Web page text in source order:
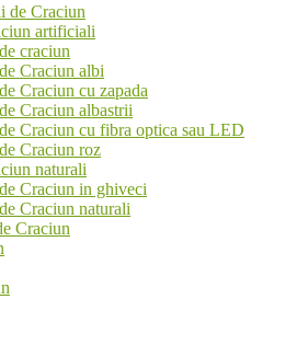
de Craciun
artificiali
craciun
Craciun albi
Craciun cu zapada
Craciun albastrii
Craciun cu fibra optica sau LED
Craciun roz
naturali
Craciun in ghiveci
Craciun naturali
Craciun